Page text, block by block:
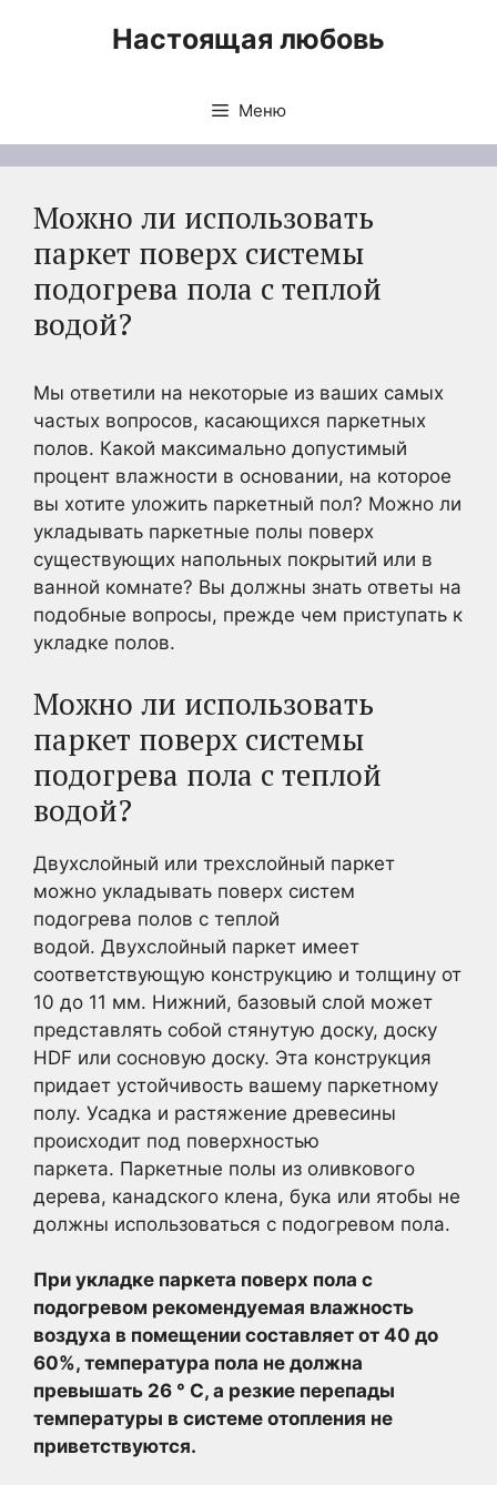
Настоящая любовь
Меню
Можно ли использовать
паркет поверх системы
подогрева пола с теплой
водой?
Мы ответили на некоторые из ваших самых
частых вопросов, касающихся паркетных
полов. Какой максимально допустимый
процент влажности в основании, на которое
вы хотите уложить паркетный пол? Можно ли
укладывать паркетные полы поверх
существующих напольных покрытий или в
ванной комнате? Вы должны знать ответы на
подобные вопросы, прежде чем приступать к
укладке полов.
Можно ли использовать
паркет поверх системы
подогрева пола с теплой
водой?
Двухслойный или трехслойный паркет
можно укладывать поверх систем
подогрева полов с теплой
водой. Двухслойный паркет имеет
соответствующую конструкцию и толщину от
10 до 11 мм. Нижний, базовый слой может
представлять собой стянутую доску, доску
HDF или сосновую доску. Эта конструкция
придает устойчивость вашему паркетному
полу. Усадка и растяжение древесины
происходит под поверхностью
паркета. Паркетные полы из оливкового
дерева, канадского клена, бука или ятобы не
должны использоваться с подогревом пола.
При укладке паркета поверх пола с
подогревом рекомендуемая влажность
воздуха в помещении составляет от 40 до
60%, температура пола не должна
превышать 26 ° C, а резкие перепады
температуры в системе отопления не
приветствуются.